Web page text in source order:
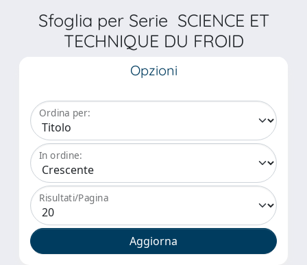
Sfoglia per Serie SCIENCE ET
TECHNIQUE DU FROID
Opzioni
Ordina per:
In ordine:
Risultati/Pagina